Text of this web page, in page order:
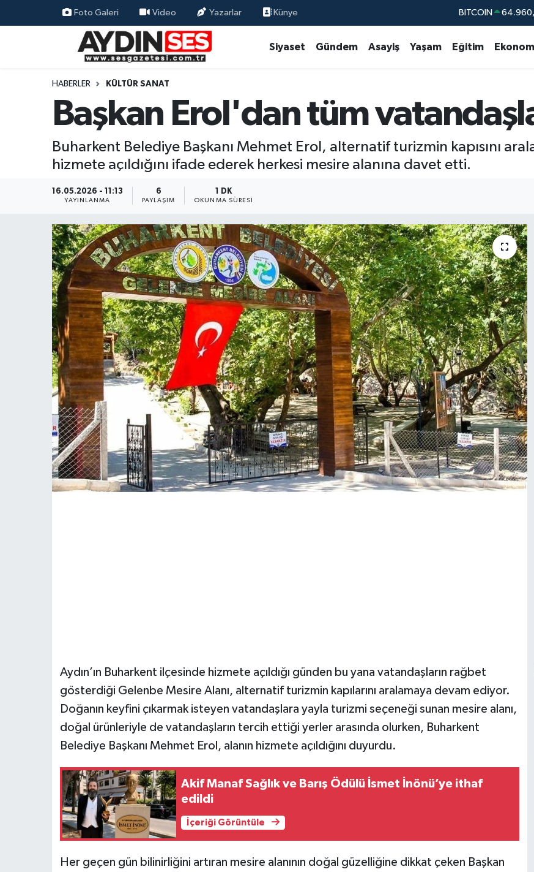
Foto Galeri Video Yazarlar Künye BITCOIN
GRAM ALTIN
BİST100
Siyaset Gündem Asayiş Yaşam Eğitim
HABERLER KÜLTÜR SANAT
Başkan Erol'dan tüm
Buharkent Belediye Başkanı Mehmet Erol, alternatif turizmin kapısını
hizmete açıldığını ifade ederek herkesi mesire alanına davet etti.
16.05.2026 - 11:13
YAYINLANMA
6
PAYLAŞIM
1 DK
OKUNMA SÜRESI
Aydın’ın Buharkent ilçesinde hizmete açıldığı günden bu yana vatandaşların rağbet
gösterdiği Gelenbe Mesire Alanı, alternatif turizmin kapılarını aralamaya devam ediyor.
Doğanın keyfini çıkarmak isteyen vatandaşlara yayla turizmi seçeneği sunan mesire alanı,
doğal ürünleriyle de vatandaşların tercih ettiği yerler arasında olurken, Buharkent
Belediye Başkanı Mehmet Erol, alanın hizmete açıldığını duyurdu.
Akif Manaf Sağlık ve Barış Ödülü İsmet İnönü’ye ithaf
edildi
İçeriği Görüntüle
Her geçen gün bilinirliğini artıran mesire alanının doğal güzelliğine dikkat çeken Başkan
Siyaset
Ekonomi
Yaşam
Eğitim
Kültür Sanat
Spor
Aydın Nöbetçi Eczaneler
Aydın Hava Durumu
Aydin Namaz Vakitleri
Aydın Trafik Yoğunluk Haritası
Süper Lig Puan Durumu ve Fikstür
Tüm Manşetler
Son Dakika Haberleri
Haber Arşivi